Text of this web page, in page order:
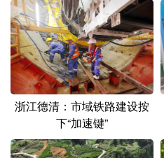
Русский язык
Deutsch Português
浙江德清：市域铁路建设按
下“加速键”